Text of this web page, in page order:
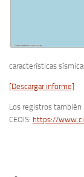
características
[Descargar informe]
Los registros también
CEOIS: https://